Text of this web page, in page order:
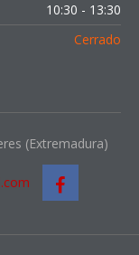
10:30 - 13:30
Cerrado
(Extremadura)